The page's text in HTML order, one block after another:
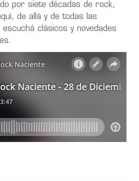
por siete décadas de rock,
de allá y de todas las
clásicos y novedades